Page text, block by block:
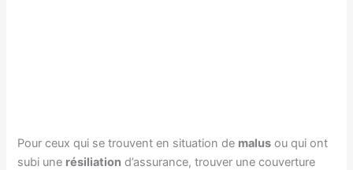
Pour ceux qui se trouvent en situation de malus ou qui ont
subi une résiliation d’assurance, trouver une couverture